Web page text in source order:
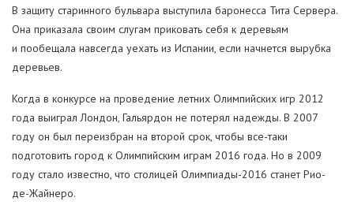
В защиту старинного бульвара выступила баронесса Тита Сервера.
Она приказала своим слугам приковать себя к деревьям
и пообещала навсегда уехать из Испании, если начнется вырубка
деревьев.
Когда в конкурсе на проведение летних Олимпийских игр 2012
года выиграл Лондон, Гальярдон не потерял надежды. В 2007
году он был переизбран на второй срок, чтобы все-таки
подготовить город к Олимпийским играм 2016 года. Но в 2009
году стало известно, что столицей Олимпиады-2016 станет Рио-
де-Жайнеро.